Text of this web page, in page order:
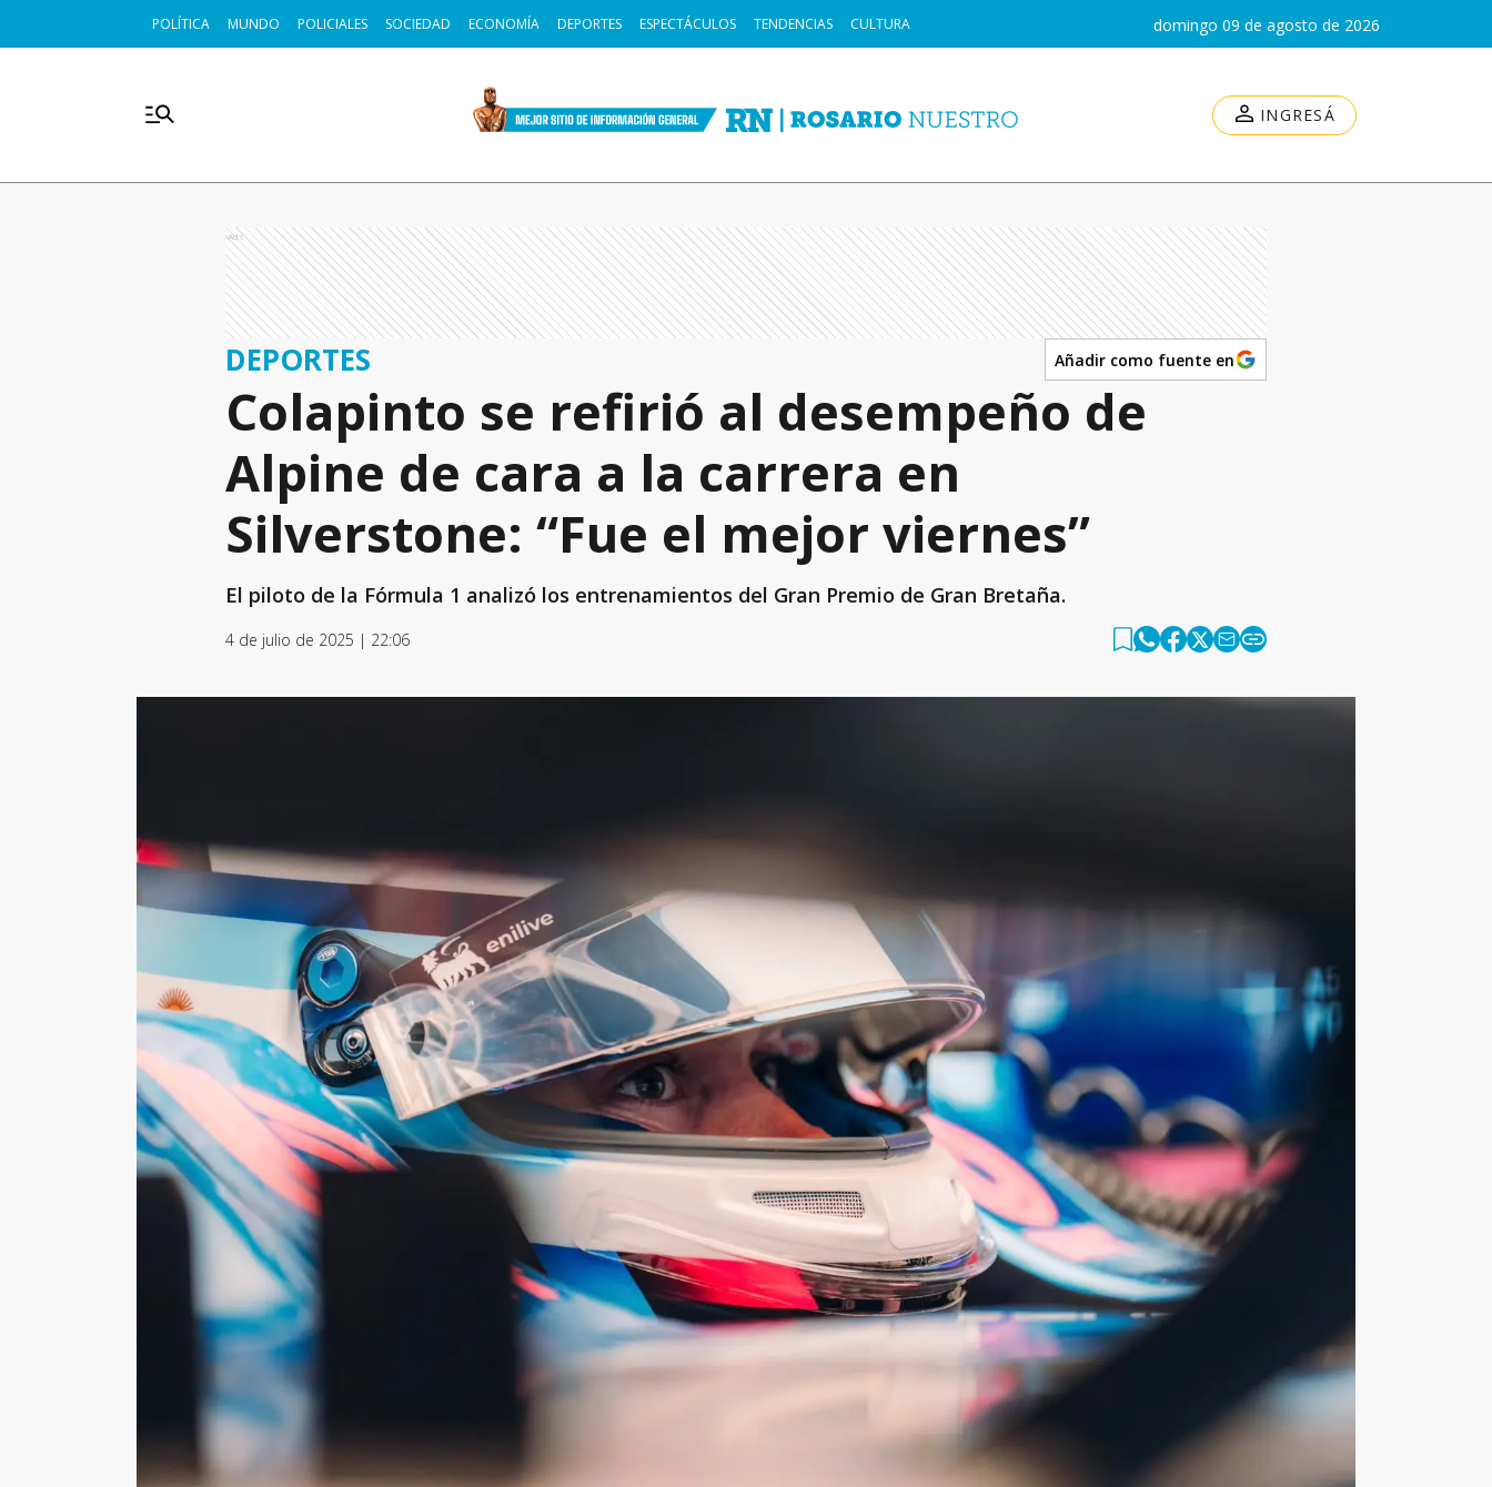
POLÍTICA MUNDO POLICIALES SOCIEDAD ECONOMÍA DEPORTES ESPECTÁCULOS TENDENCIAS CULTURA domingo 09 de agosto de 2026
INGRESÁ
Ads
DEPORTES Añadir como fuente en
Colapinto se refirió al desempeño de
Alpine de cara a la carrera en
Silverstone: “Fue el mejor viernes”
El piloto de la Fórmula 1 analizó los entrenamientos del Gran Premio de Gran Bretaña.
4 de julio de 2025 | 22:06